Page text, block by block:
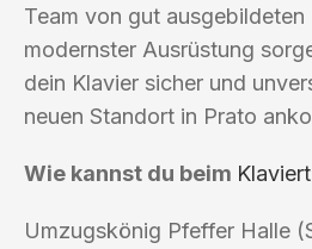
Team von gut ausgebildeten
modernster Ausrüstung
dein Klavier sicher und
neuen Standort in Prato
Wie kannst du beim
Umzugskönig Pfeffer Halle